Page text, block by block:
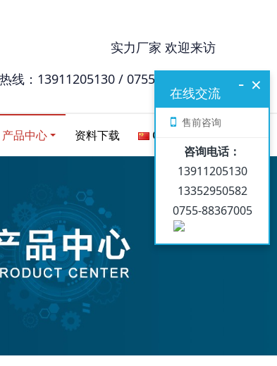
实力厂家 欢迎来访
线：13911205130 / 0755-88367005
产品中心 资料下载 Chinese
×
-
在线交流
售前咨询
咨询电话：
13911205130
13352950582
0755-88367005